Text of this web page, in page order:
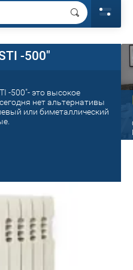
-500"
-500"- это высокое
нет альтернативы
или биметаллический
на новый!
новое отопление! Сделай